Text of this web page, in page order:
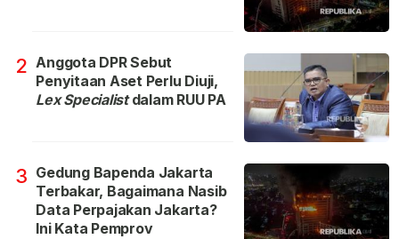
2 Anggota DPR Sebut
Penyitaan Aset Perlu Diuji,
Lex Specialistdalam RUU PA
3 Gedung Bapenda Jakarta
Terbakar, Bagaimana Nasib
Data Perpajakan Jakarta?
Ini Kata Pemprov